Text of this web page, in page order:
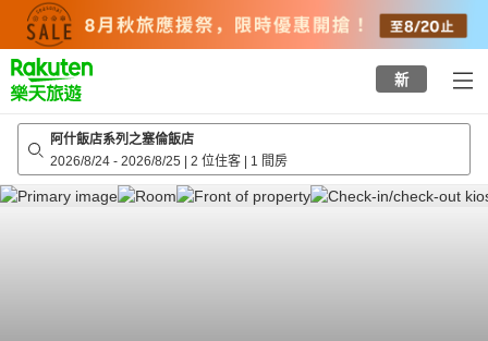
top
page
新
阿什飯店系列之塞倫飯店
2026/8/24 - 2026/8/25 | 2 位住客 | 1 間房